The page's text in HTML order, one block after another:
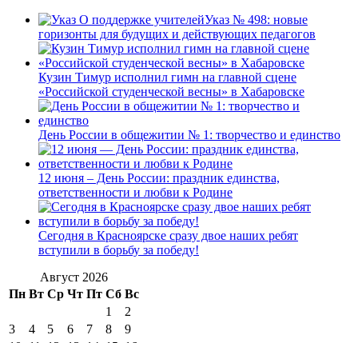
Указ № 498: новые
горизонты для будущих и действующих педагогов
Кузин Тимур исполнил гимн на главной сцене
«Российской студенческой весны» в Хабаровске
День России в общежитии № 1: творчество и единство
12 июня – День России: праздник единства,
ответственности и любви к Родине
Сегодня в Красноярске сразу двое наших ребят
вступили в борьбу за победу!
Август 2026
Пн Вт Ср Чт Пт Сб Вс
1
2
3
4 5 6 7 8
9